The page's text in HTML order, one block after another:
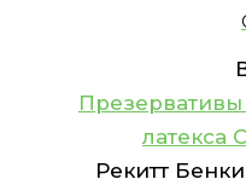
Презервативы
латекса
Рекитт